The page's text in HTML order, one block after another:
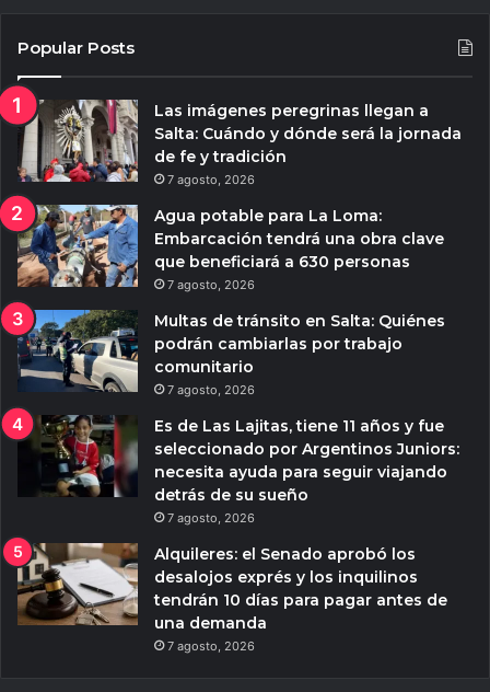
Popular Posts
Las imágenes peregrinas llegan a
Salta: Cuándo y dónde será la jornada
de fe y tradición
7 agosto, 2026
Agua potable para La Loma:
Embarcación tendrá una obra clave
que beneficiará a 630 personas
7 agosto, 2026
Multas de tránsito en Salta: Quiénes
podrán cambiarlas por trabajo
comunitario
7 agosto, 2026
Es de Las Lajitas, tiene 11 años y fue
seleccionado por Argentinos Juniors:
necesita ayuda para seguir viajando
detrás de su sueño
7 agosto, 2026
Alquileres: el Senado aprobó los
desalojos exprés y los inquilinos
tendrán 10 días para pagar antes de
una demanda
7 agosto, 2026